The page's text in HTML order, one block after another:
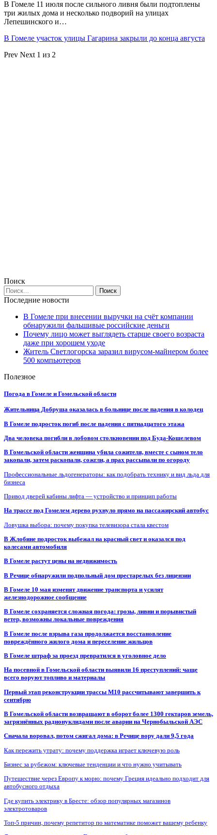
В Гомеле 11 июля после сильного ливня были подтоплены
три жилых дома и несколько подворий на улицах
Лепешинского и…
В Гомеле участок улицы Гагарина закрыли до конца августа
Prev Next 1 из 2
Поиск
Последние новости
В Гомеле при внесении выручки на счёт компании
обнаружили фальшивые российские деньги
Почему лицо может выглядеть старше своего возраста
даже при хорошем уходе
Житель Светлогорска заразил вирусом-майнером более
500 компьютеров
Полезное
Погода в Гомеле и Гомельской области
Жительница Добруша оказалась в больнице после падения в колодец
В Гомеле подросток погиб после падения с пятнадцатого этажа
Два человека погибли в лобовом столкновении под Буда-Кошелевом
В Гомельской области женщина убила сожителя, вместе с сыном тело
закопали, затем раскопали, сожгли, а прах рассыпали по огороду
Профессиональные льдогенераторы: как подобрать технику и вид льда для
бизнеса
Привод дверей кабины лифта — устройство и принцип работы
На трассе под Гомелем дерево рухнуло прямо на пассажирский автобус
Ловушка выбора: почему покупка телевизора стала квестом
В Жлобине подросток выбежал на красный свет и оказался под
колесами автомобиля
В Гомеле растут цены на недвижимость
В Речице обнаружили подпольный дом престарелых без лицензии
В Гомеле 10 мая изменят движение транспорта и усилят
железнодорожное сообщение
В Гомеле сохраняется сложная погода: грозы, ливни и порывистый
ветер, возможны локальные повреждения
В Гомеле после взрыва газа продолжается восстановление
повреждённого жилого дома и переселение жильцов
В Гомеле штраф за проезд превратился в уголовное дело
На посевной в Гомельской области выявили 16 преступлений: чаще
всего воруют топливо и материалы
Первый этап реконструкции трассы М10 рассчитывают завершить к
сентябрю
В Гомельской области возвращают в оборот более 1300 гектаров земель,
загрязнённых радионуклидами после аварии на Чернобыльской АЭС
Сначала воровал, потом сжигал дома: в Речице вору дали 9,5 года
Как пережить утрату: почему поддержка играет ключевую роль
Бизнес за рубежом: ключевые тенденции и что нужно учитывать
Путешествие через Европу к морю: почему Греция идеально подходит для
автобусного отдыха
Где купить электрику в Бресте: обзор популярных магазинов
электротоваров
Топ-5 причин, почему репетитор по математике поможет вашему ребенку